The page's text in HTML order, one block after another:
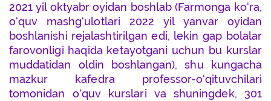
2021 yil oktyabr oyidan boshlab (Farmonga ko‘ra,
o‘quv mashg‘ulotlari 2022 yil yanvar oyidan
boshlanishi rejalashtirilgan edi, lekin gap bolalar
farovonligi haqida ketayotgani uchun bu kurslar
muddatidan oldin boshlangan), shu kungacha
mazkur kafedra professor-o‘qituvchilari
tomonidan o‘quv kurslari va shuningdek, 301